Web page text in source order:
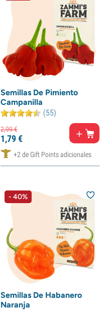
Semillas De Pimiento
Campanilla
(55)
2,99€
1,79€
+2 de Gift Points adicionales
- 40%
Semillas De Habanero
Naranja